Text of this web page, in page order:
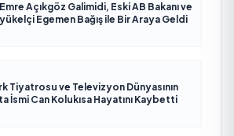
Açıkgöz Galimidi, Eski AB Bakanı ve
Egemen Bağış ile Bir Araya Geldi
Tiyatrosu ve Televizyon Dünyasının
İsmi Can Kolukısa Hayatını Kaybetti